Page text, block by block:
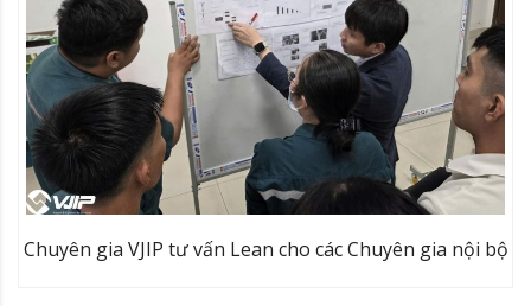
Chuyên gia VJIP tư vấn Lean cho các Chuyên gia nội bộ